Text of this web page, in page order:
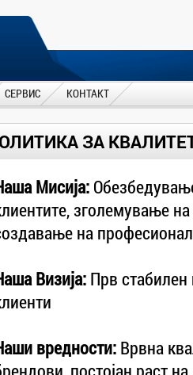
СЕРВИС КОНТАКТ
ЗА
Мисија:
зголемување
на
Визија: Прв
вредности: Врвна